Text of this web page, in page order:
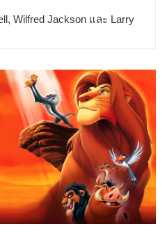
Wilfred Jackson และ Larry